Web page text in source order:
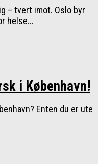
– tvert imot. Oslo byr
helse...
i København!
Enten du er ute